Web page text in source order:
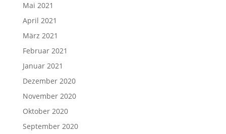
Mai 2021
April 2021
März 2021
Februar 2021
Januar 2021
Dezember 2020
November 2020
Oktober 2020
September 2020